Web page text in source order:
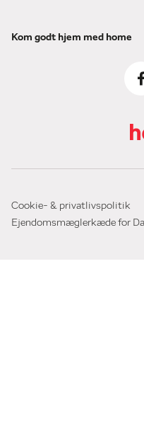
Kom godt hjem med home
Cookie- & privatlivspolitik
Ejendomsmæglerkæde for